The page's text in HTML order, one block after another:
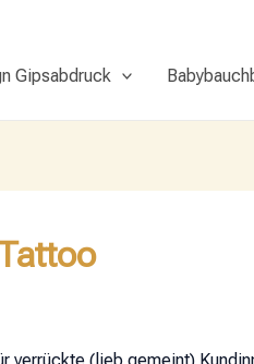
Gipsabdruck